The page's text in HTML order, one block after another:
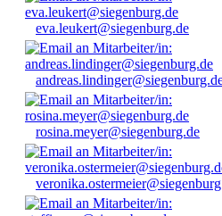
eva.leukert@siegenburg.de
rosina.meyer@siegenburg.de